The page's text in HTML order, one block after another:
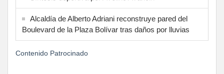
Alcaldía de Alberto Adriani reconstruye pared del
Boulevard de la Plaza Bolívar tras daños por lluvias
Contenido Patrocinado